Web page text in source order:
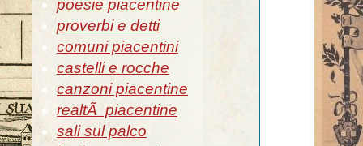
poesie piacentine
proverbi e detti
comuni piacentini
castelli e rocche
canzoni piacentine
realtÃ piacentine
sali sul palco